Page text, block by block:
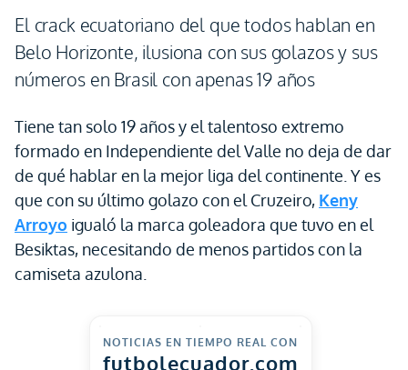
El crack ecuatoriano del que todos hablan en
Belo Horizonte, ilusiona con sus golazos y sus
números en Brasil con apenas 19 años
Tiene tan solo 19 años y el talentoso extremo
formado en Independiente del Valle no deja de dar
de qué hablar en la mejor liga del continente. Y es
que con su último golazo con el Cruzeiro, Keny
Arroyo igualó la marca goleadora que tuvo en el
Besiktas, necesitando de menos partidos con la
camiseta azulona.
NOTICIAS EN TIEMPO REAL CON
futbolecuador.com